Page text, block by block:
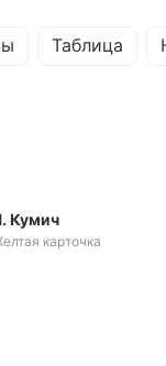
Таблица
Кумич
карточка